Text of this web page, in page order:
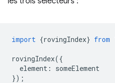
import {rovingIndex} from
rovingIndex({
element :
someElement
});